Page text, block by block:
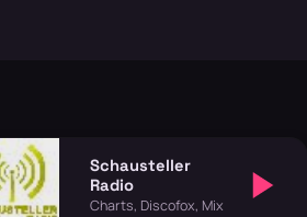
Schausteller
Radio
Charts, Discofox, Mix